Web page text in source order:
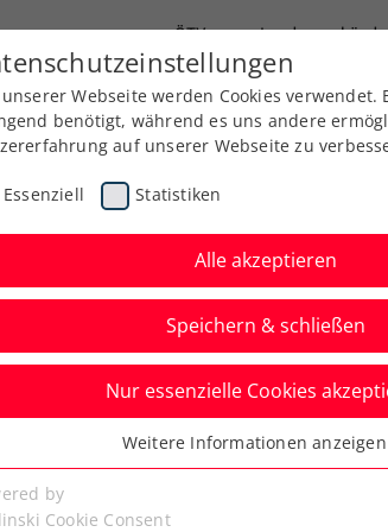
ÖTV Landesverbände
Ausbildung Services Über
hoch
Webseite werden Cookies verwendet.
benötigt, während es uns andere
auf unserer Webseite zu
Essenziell Statistiken
Alle akzeptieren
Speichern & schließen
Nur essenzielle Cookies
Cookies werden für grundlegende
benötigt. Dadurch ist gewährleistet,
Weitere Informationen
by
Cookie Consent